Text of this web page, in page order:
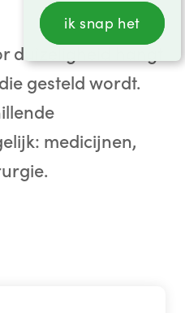
ik snap het
duizeligheid hangt
gesteld wordt.
medicijnen,